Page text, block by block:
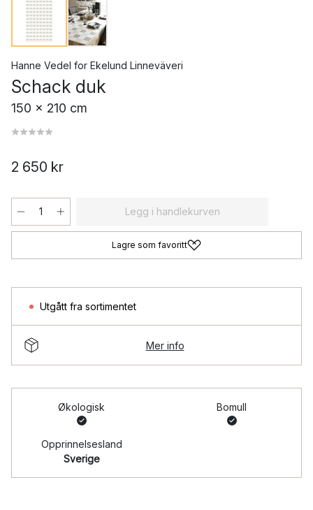
Hanne Vedel for Ekelund Linneväveri
Schack duk
150 x 210 cm
2 650 kr
Legg i handlekurven
Lagre som favoritt
Utgått fra sortimentet
Mer info
Økologisk Bomull
Opprinnelsesland
Sverige